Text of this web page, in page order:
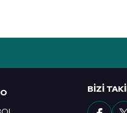
BIZI